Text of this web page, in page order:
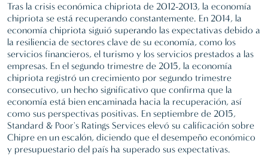
Tras la crisis económica chipriota de 2012-2013, la economía
chipriota se está recuperando constantemente. En 2014, la
economía chipriota siguió superando las expectativas debido a
la resiliencia de sectores clave de su economía, como los
servicios financieros, el turismo y los servicios prestados a las
empresas. En el segundo trimestre de 2015, la economía
chipriota registró un crecimiento por segundo trimestre
consecutivo, un hecho significativo que confirma que la
economía está bien encaminada hacia la recuperación, así
como sus perspectivas positivas. En septiembre de 2015,
Standard & Poor's Ratings Services elevó su calificación sobre
Chipre en un escalón, diciendo que el desempeño económico
y presupuestario del país ha superado sus expectativas.